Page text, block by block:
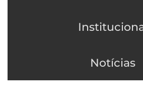
Notícias